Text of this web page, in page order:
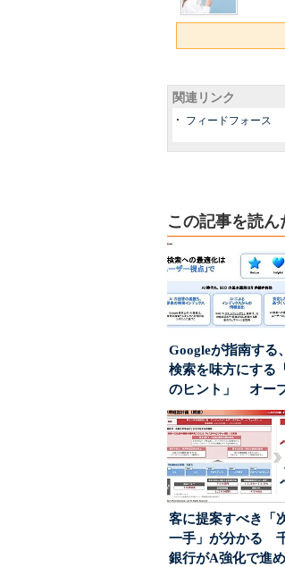
関連リンク
フィードフォース
この記事を読
Googleが指南する
検索を味方にする
のヒント」 オー
ハウスでは...
客に提案すべき「
一手」が分かる
銀行がA強化で進め